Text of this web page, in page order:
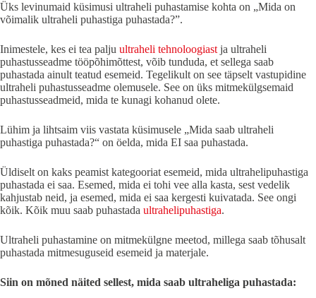
Üks levinumaid küsimusi ultraheli puhastamise kohta on „Mida on
võimalik ultraheli puhastiga puhastada?”.
Inimestele, kes ei tea palju ultraheli tehnoloogiast ja ultraheli
puhastusseadme tööpõhimõttest, võib tunduda, et sellega saab
puhastada ainult teatud esemeid. Tegelikult on see täpselt vastupidine
ultraheli puhastusseadme olemusele. See on üks mitmekülgsemaid
puhastusseadmeid, mida te kunagi kohanud olete.
Lühim ja lihtsaim viis vastata küsimusele „Mida saab ultraheli
puhastiga puhastada?“ on öelda, mida EI saa puhastada.
Üldiselt on kaks peamist kategooriat esemeid, mida ultrahelipuhastiga
puhastada ei saa. Esemed, mida ei tohi vee alla kasta, sest vedelik
kahjustab neid, ja esemed, mida ei saa kergesti kuivatada. See ongi
kõik. Kõik muu saab puhastada ultrahelipuhastiga.
Ultraheli puhastamine on mitmekülgne meetod, millega saab tõhusalt
puhastada mitmesuguseid esemeid ja materjale.
Siin on mõned näited sellest, mida saab ultraheliga puhastada: